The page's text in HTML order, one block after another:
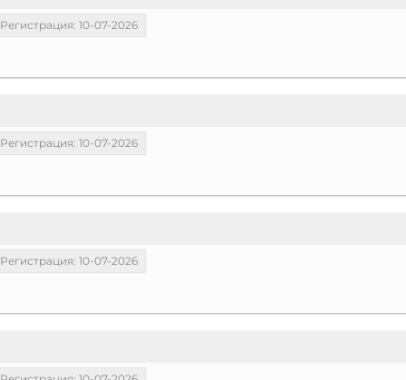
Регистрация: 10-07-2026
Регистрация: 10-07-2026
Регистрация: 10-07-2026